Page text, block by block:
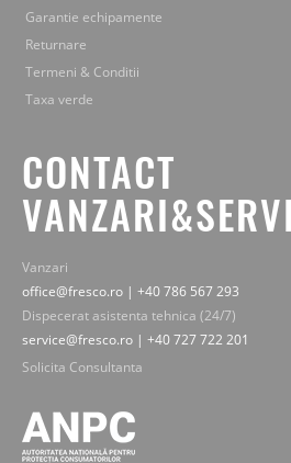
Garantie echipamente
Returnare
Termeni & Conditii
Taxa verde
CONTACT
Vanzari
office@fresco.ro | +40 786 567 293
Dispecerat asistenta tehnica (24/7)
service@fresco.ro | +40 727 722 201
Solicita Consultanta